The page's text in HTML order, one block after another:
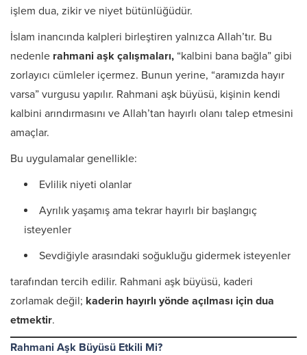
işlem dua, zikir ve niyet bütünlüğüdür.
İslam inancında kalpleri birleştiren yalnızca Allah’tır. Bu
nedenle rahmani aşk çalışmaları, “kalbini bana bağla” gibi
zorlayıcı cümleler içermez. Bunun yerine, “aramızda hayır
varsa” vurgusu yapılır. Rahmani aşk büyüsü, kişinin kendi
kalbini arındırmasını ve Allah’tan hayırlı olanı talep etmesini
amaçlar.
Bu uygulamalar genellikle:
Evlilik niyeti olanlar
Ayrılık yaşamış ama tekrar hayırlı bir başlangıç
isteyenler
Sevdiğiyle arasındaki soğukluğu gidermek isteyenler
tarafından tercih edilir. Rahmani aşk büyüsü, kaderi
zorlamak değil; kaderin hayırlı yönde açılması için dua
etmektir.
Rahmani Aşk Büyüsü Etkili Mi?